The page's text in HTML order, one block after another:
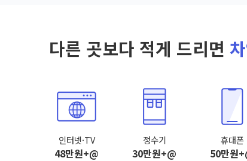
다른 곳보다 적게 드리면
인터넷·TV
48만원+@
정수기
30만원+@
휴대폰
50만원